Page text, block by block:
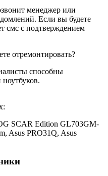
менеджер или
Если вы будете
смс с подтверждением
отремонтировать?
способны
SCAR Edition GL703GM-
Asus PRO31Q, Asus